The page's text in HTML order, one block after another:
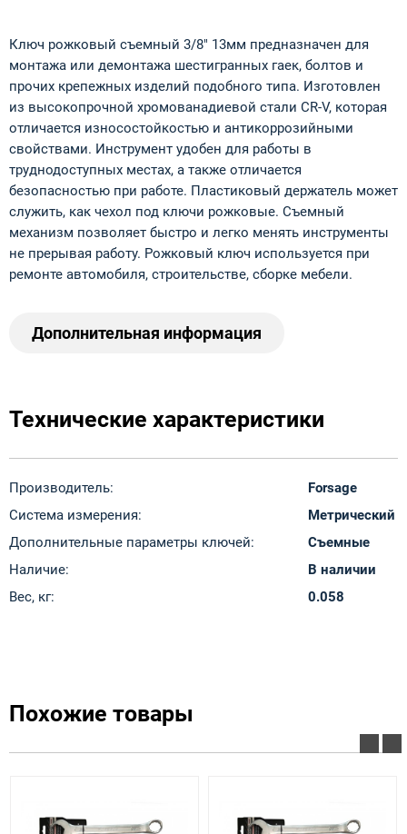
Ключ рожковый съемный 3/8" 13мм предназначен для
монтажа или демонтажа шестигранных гаек, болтов и
прочих крепежных изделий подобного типа. Изготовлен
из высокопрочной хромованадиевой стали CR-V, которая
отличается износостойкостью и антикоррозийными
свойствами. Инструмент удобен для работы в
труднодоступных местах, а также отличается
безопасностью при работе. Пластиковый держатель может
служить, как чехол под ключи рожковые. Съемный
механизм позволяет быстро и легко менять инструменты
не прерывая работу. Рожковый ключ используется при
ремонте автомобиля, строительстве, сборке мебели.
Дополнительная информация
Технические характеристики
Производитель:
Forsage
Система измерения:
Метрический
Дополнительные параметры ключей:
Съемные
Наличие:
В наличии
Вес, кг:
0.058
Похожие товары